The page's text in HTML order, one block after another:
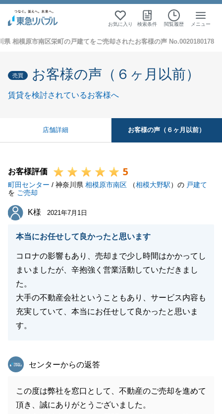
お気に入り 検索条件 閲覧履歴 メニュー
県 相模原市南区栄町の戸建てをご売却されたお客様の声 No.0020180178
売買 お客様の声（６ヶ月以前）
賃貸を検討されているお客様へ
店舗詳細 お客様の声（６ヶ月以前）
お客様評価 5
町田センター / 神奈川県 相模原市南区 （相模大野駅）の 戸建て
を ご売却
K様
K様 2021年7月1日
本当にお任せして良かったと思います
コロナの影響もあり、売却まで少し時間はかかってし
まいましたが、辛抱強く営業活動していただきまし
た。
大手の不動産会社ということもあり、サービス内容も
充実していて、本当にお任せして良かったと思いま
す。
東急リバブル
センターからの返答
この度は弊社を窓口として、不動産のご売却を進めて
頂き、誠にありがとうございました。